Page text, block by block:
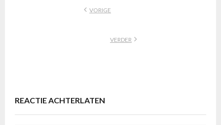
VORIGE
VERDER
REACTIE ACHTERLATEN